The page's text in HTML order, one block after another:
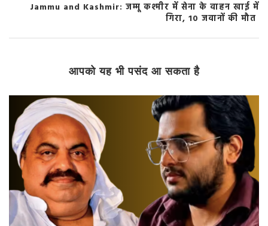
Jammu and Kashmir: जम्मू कश्मीर में सेना के वाहन खाई में
गिरा, 10 जवानों की मौत
आपको यह भी पसंद आ सकता है